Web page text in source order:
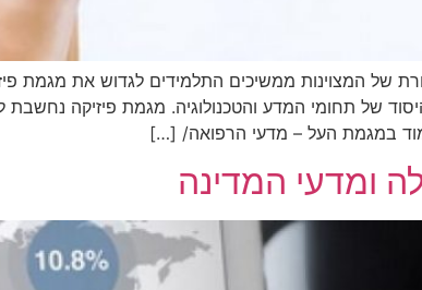
של המצוינות ממשיכים התלמידים לגדוש את מגמת
של תחומי המדע והטכנולוגיה. מגמת פיזיקה
במגמת העל – מדעי הרפואה/ […]
ומדעי המדינה